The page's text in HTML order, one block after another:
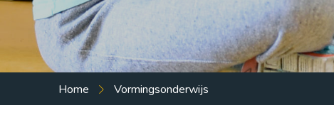
Praktische info
Ouders
Leerlingen
Home Vormingsonderwijs